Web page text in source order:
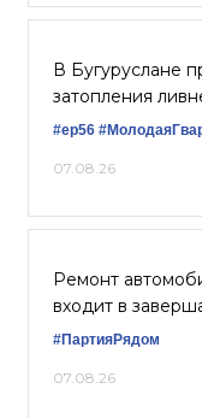
В Бугуруслане
затопления
#ер56
07.08.26
Ремонт
входит в
#ПартияРядом
07.08.26